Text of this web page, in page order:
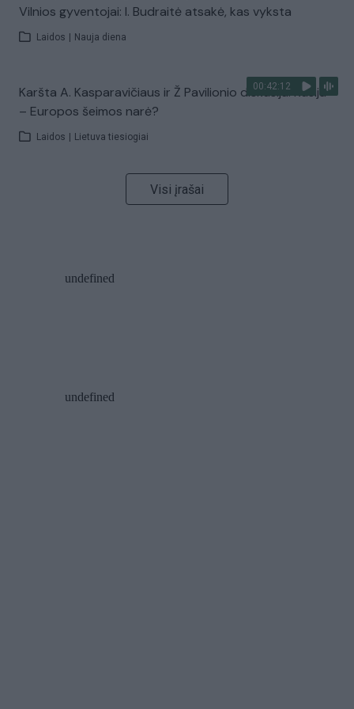
Vilnios gyventojai: I. Budraitė atsakė, kas vyksta
Laidos Nauja diena
00:42:12
Karšta A. Kasparavičiaus ir Ž Pavilionio diskusija: Rusija
– Europos šeimos narė?
Laidos Lietuva tiesiogiai
Visi įrašai